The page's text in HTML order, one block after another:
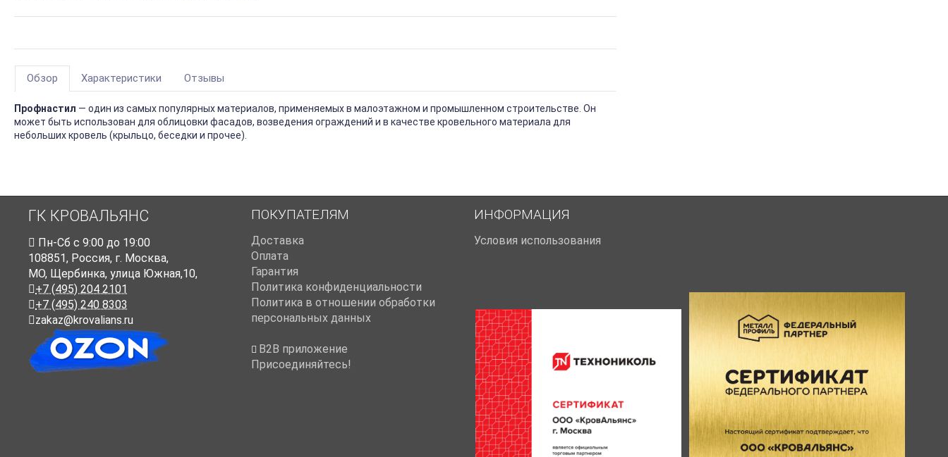
Обзор Характеристики Отзывы
Профнастил — один из самых популярных материалов, применяемых в малоэтажном и промышленном строительстве. Он
может быть использован для облицовки фасадов, возведения ограждений и в качестве кровельного материала для
небольших кровель (крыльцо, беседки и прочее).
ГК КРОВАЛЬЯНС
Пн-Cб с 9:00 до 19:00
108851, Россия, г. Москва,
МО, Щербинка, улица Южная,10,
+7 (495) 204 2101
+7 (495) 240 8303
zakaz@krovalians.ru
ПОКУПАТЕЛЯМ
Доставка
Оплата
Гарантия
Политика конфиденциальности
Политика в отношении обработки
персональных данных
B2B приложение
Присоединяйтесь!
ИНФОРМАЦИЯ
Условия использования